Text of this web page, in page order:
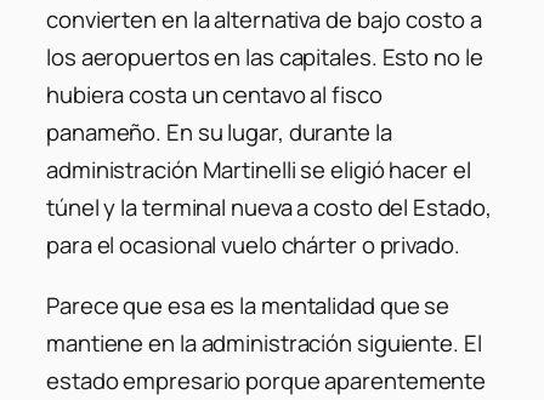
convierten en la alternativa de bajo costo a
los aeropuertos en las capitales. Esto no le
hubiera costa un centavo al fisco
panameño. En su lugar, durante la
administración Martinelli se eligió hacer el
túnel y la terminal nueva a costo del Estado,
para el ocasional vuelo chárter o privado.
Parece que esa es la mentalidad que se
mantiene en la administración siguiente. El
estado empresario porque aparentemente